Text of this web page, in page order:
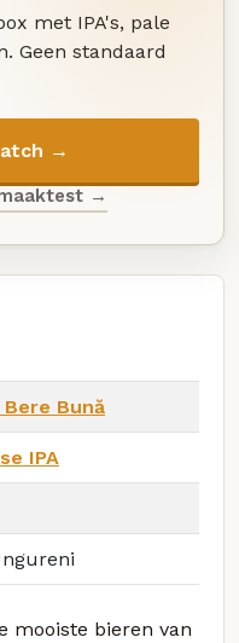
met IPA's, pale
Geen standaard
→
→
Bere Bună
IPA
mooiste bieren van